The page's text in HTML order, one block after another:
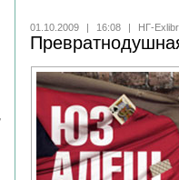
01.10.2009 | 16:08 | НГ-